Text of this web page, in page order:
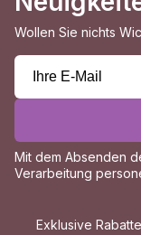
Wollen Sie nichts
Mit dem Absenden
Verarbeitung
Exklusive